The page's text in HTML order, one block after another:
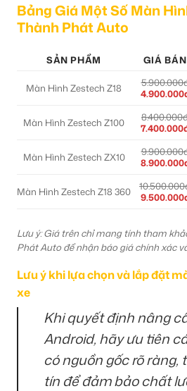
Bảng Giá Một Số Màn
Thành Phát Auto
SẢN PHẨM GIÁ BÁN
Màn Hình Zestech Z18
Màn Hình Zestech Z100
Màn Hình Zestech ZX10
Màn Hình Zestech Z18 360
Lưu ý: Giá trên chỉ mang tính tham
Phát Auto để nhận báo giá chính xác
Lưu ý khi lựa chọn và lắp đặt
xe
Khi quyết định nâng
Android, hãy ưu tiên
có nguồn gốc rõ ràng,
tín để đảm bảo chất